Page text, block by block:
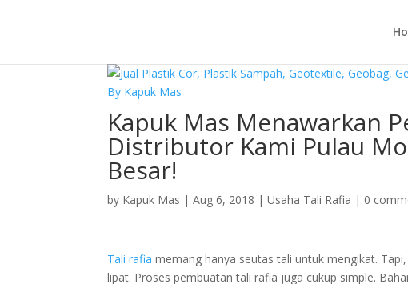
Kapuk Mas Menawarkan
Distributor Kami Pulau
Besar!
by Kapuk Mas |Aug 6, 2018 |Usaha Tali Rafia | 0
Tali rafia memang hanya seutas tali untuk mengikat.
lipat. Proses pembuatan tali rafia juga cukup simple.